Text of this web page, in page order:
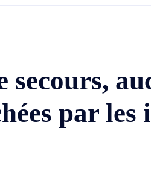
secours,
par